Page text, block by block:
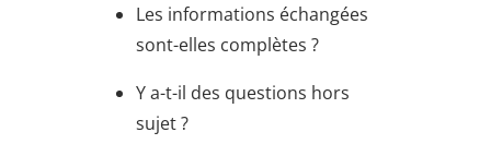
Les informations échangées
sont-elles complètes ?
Y a-t-il des questions hors
sujet ?